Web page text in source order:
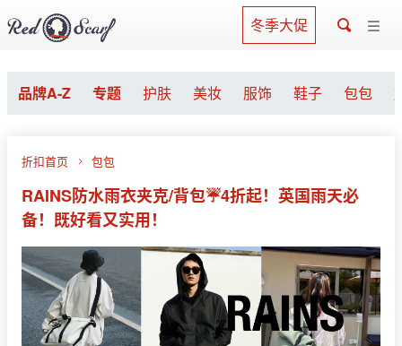
冬季大促
品牌A-Z 专题 护肤 美妆 服饰 鞋子 包包
折扣首页 包包
RAINS防水雨衣夹克/背包☔️4折起！英国雨天必
备！既好看又实用！